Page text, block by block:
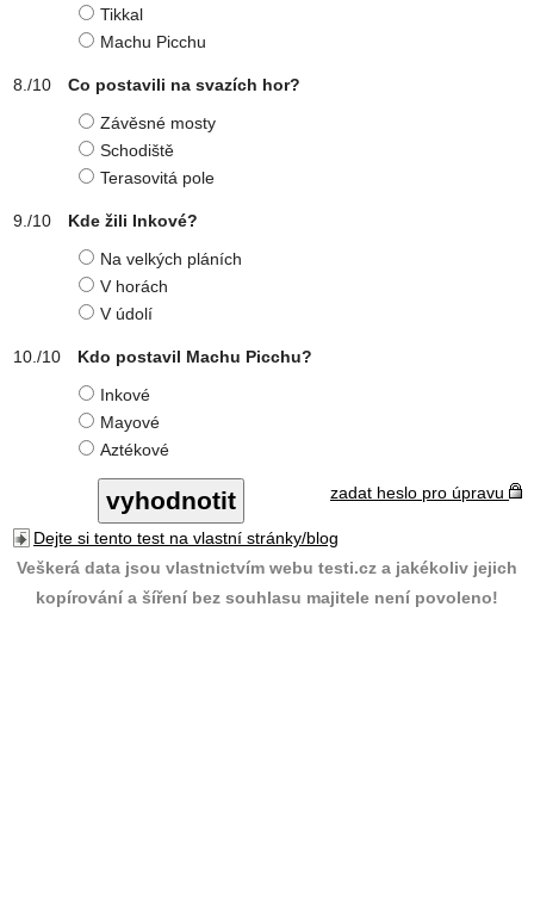
Tikkal
Machu Picchu
Co postavili na svazích hor?
Závěsné mosty
Schodiště
Terasovitá pole
Kde žili Inkové?
Na velkých pláních
V horách
V údolí
Kdo postavil Machu Picchu?
Inkové
Mayové
Aztékové
zadat heslo pro úpravu
Dejte si tento test na vlastní stránky/blog
Veškerá data jsou vlastnictvím webu testi.cz a jakékoliv jejich
kopírování a šíření bez souhlasu majitele není povoleno!